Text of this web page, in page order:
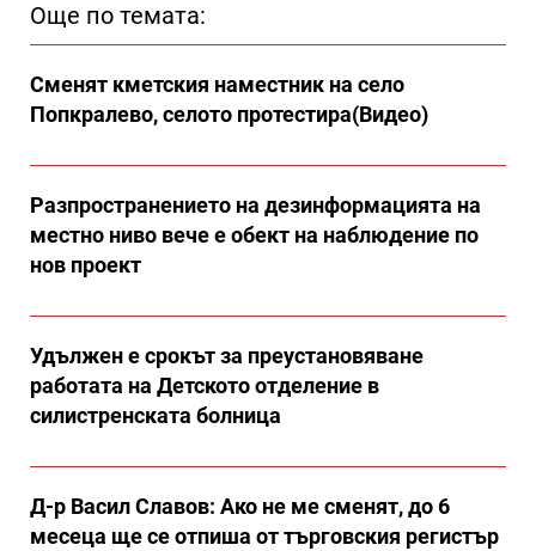
Още по темата:
Сменят кметския наместник на село
Попкралево, селото протестира(Видео)
Разпространението на дезинформацията на
местно ниво вече е обект на наблюдение по
нов проект
Удължен е срокът за преустановяване
работата на Детското отделение в
силистренската болница
Д-р Васил Славов: Ако не ме сменят, до 6
месеца ще се отпиша от търговския регистър